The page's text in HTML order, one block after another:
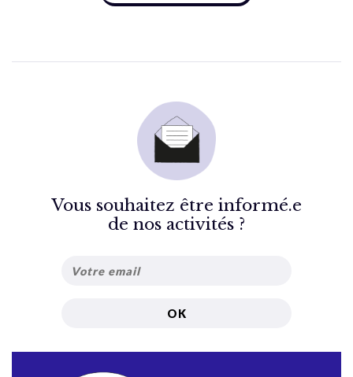
Vous souhaitez être informé.e
de nos activités ?